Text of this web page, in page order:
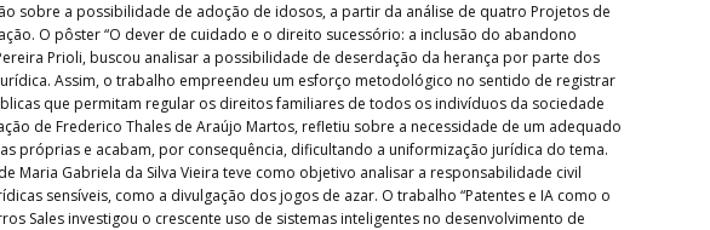
sobre a possibilidade de adoção de idosos, a partir da análise de quatro Projetos de
O pôster “O dever de cuidado e o direito sucessório: a inclusão do abandono
Prioli, buscou analisar a possibilidade de deserdação da herança por parte dos
Assim, o trabalho empreendeu um esforço metodológico no sentido de registrar
que permitam regular os direitos familiares de todos os indivíduos da sociedade
de Frederico Thales de Araújo Martos, refletiu sobre a necessidade de um adequado
próprias e acabam, por consequência, dificultando a uniformização jurídica do tema.
Maria Gabriela da Silva Vieira teve como objetivo analisar a responsabilidade civil
sensíveis, como a divulgação dos jogos de azar. O trabalho “Patentes e IA como o
Sales investigou o crescente uso de sistemas inteligentes no desenvolvimento de